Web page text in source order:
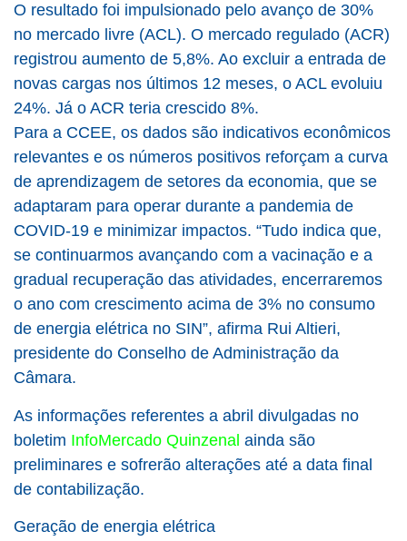
O resultado foi impulsionado pelo avanço de 30%
no mercado livre (ACL). O mercado regulado (ACR)
registrou aumento de 5,8%. Ao excluir a entrada de
novas cargas nos últimos 12 meses, o ACL evoluiu
24%. Já o ACR teria crescido 8%.
Para a CCEE, os dados são indicativos econômicos
relevantes e os números positivos reforçam a curva
de aprendizagem de setores da economia, que se
adaptaram para operar durante a pandemia de
COVID-19 e minimizar impactos. “Tudo indica que,
se continuarmos avançando com a vacinação e a
gradual recuperação das atividades, encerraremos
o ano com crescimento acima de 3% no consumo
de energia elétrica no SIN”, afirma Rui Altieri,
presidente do Conselho de Administração da
Câmara.
As informações referentes a abril divulgadas no
boletim InfoMercado Quinzenal ainda são
preliminares e sofrerão alterações até a data final
de contabilização.
Geração de energia elétrica